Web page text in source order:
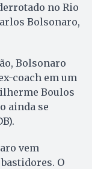
no Rio
Bolsonaro,
Bolsonaro
coach em um
Boulos
ainda se
vem
O